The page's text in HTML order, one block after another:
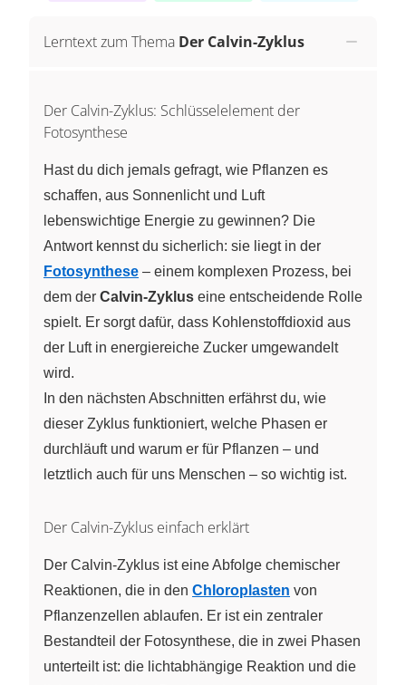
Lerntext zum Thema Der Calvin-Zyklus
Der Calvin-Zyklus: Schlüsselelement der
Fotosynthese
Hast du dich jemals gefragt, wie Pflanzen es
schaffen, aus Sonnenlicht und Luft
lebenswichtige Energie zu gewinnen? Die
Antwort kennst du sicherlich: sie liegt in der
Fotosynthese – einem komplexen Prozess, bei
dem der Calvin-Zyklus eine entscheidende Rolle
spielt. Er sorgt dafür, dass Kohlenstoffdioxid aus
der Luft in energiereiche Zucker umgewandelt
wird.
In den nächsten Abschnitten erfährst du, wie
dieser Zyklus funktioniert, welche Phasen er
durchläuft und warum er für Pflanzen – und
letztlich auch für uns Menschen – so wichtig ist.
Der Calvin-Zyklus einfach erklärt
Der Calvin-Zyklus ist eine Abfolge chemischer
Reaktionen, die in den Chloroplasten von
Pflanzenzellen ablaufen. Er ist ein zentraler
Bestandteil der Fotosynthese, die in zwei Phasen
unterteilt ist: die lichtabhängige Reaktion und die